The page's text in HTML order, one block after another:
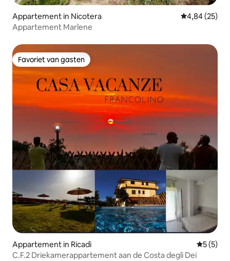
Appartement in Nicotera Gemiddelde
4,84 (25)
Appartement Marlene
Favoriet van gasten
Favoriet van gasten
Appartement in Ricadi
5 (5)
C.F.2 Driekamerappartement aan de Costa degli Dei